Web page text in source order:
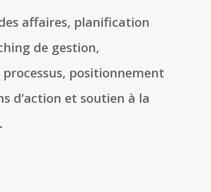
affaires, planification
de gestion,
positionnement
d’action et soutien à la